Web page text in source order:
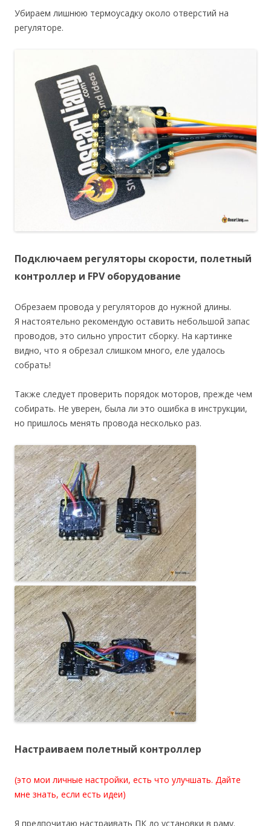
Убираем лишнюю термоусадку около отверстий на
регуляторе.
Подключаем регуляторы скорости, полетный
контроллер и FPV оборудование
Обрезаем провода у регуляторов до нужной длины.
Я настоятельно рекомендую оставить небольшой запас
проводов, это сильно упростит сборку. На картинке
видно, что я обрезал слишком много, еле удалось
собрать!
Также следует проверить порядок моторов, прежде чем
собирать. Не уверен, была ли это ошибка в инструкции,
но пришлось менять провода несколько раз.
Настраиваем полетный контроллер
(это мои личные настройки, есть что улучшать. Дайте
мне знать, если есть идеи)
Я предпочитаю настраивать ПК до установки в раму.